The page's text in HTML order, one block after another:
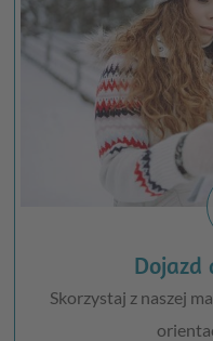
Dojazd
Skorzystaj z naszej